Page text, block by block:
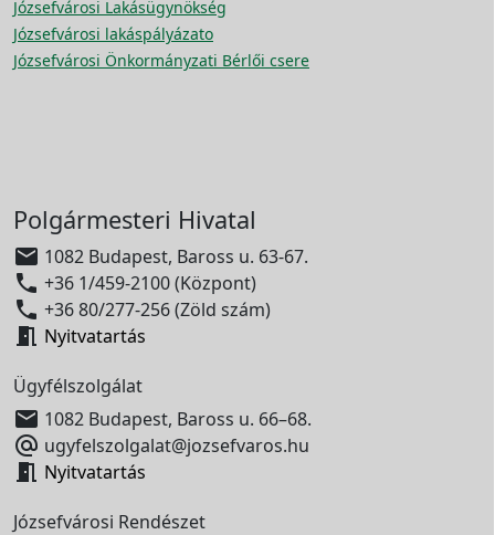
Józsefvárosi Lakásügynökség
Józsefvárosi lakáspályázato
Józsefvárosi Önkormányzati Bérlői csere
Polgármesteri Hivatal
 1082 Budapest, Baross u. 63-67.
 +36 1/459-2100 (Központ)
 +36 80/277-256 (Zöld szám)
 Nyitvatartás
Ügyfélszolgálat
 1082 Budapest, Baross u. 66–68.
 ugyfelszolgalat@jozsefvaros.hu
 Nyitvatartás
Józsefvárosi Rendészet